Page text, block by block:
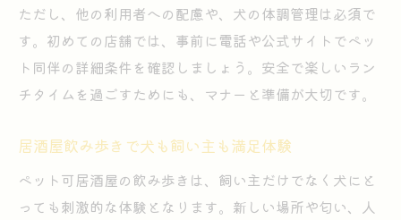
ただし、他の利用者への配慮や、犬の体調管理は必須で
す。初めての店舗では、事前に電話や公式サイトでペッ
ト同伴の詳細条件を確認しましょう。安全で楽しいラン
チタイムを過ごすためにも、マナーと準備が大切です。
居酒屋飲み歩きで犬も飼い主も満足体験
ペット可居酒屋の飲み歩きは、飼い主だけでなく犬にと
っても刺激的な体験となります。新しい場所や匂い、人